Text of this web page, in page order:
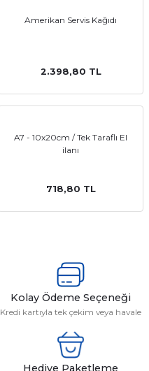
Amerikan Servis Kağıdı
2.398,80 TL
A7 - 10x20cm / Tek Taraflı El
ilanı
718,80 TL
Kolay Ödeme Seçeneği
Kredi kartıyla tek çekim veya havale
Hediye Paketleme